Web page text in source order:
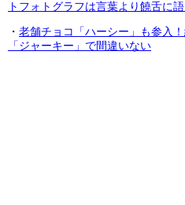
トフォトグラフは言葉より饒舌に
・ 老舗チョコ「ハーシー」も参入
「ジャーキー」で間違いない